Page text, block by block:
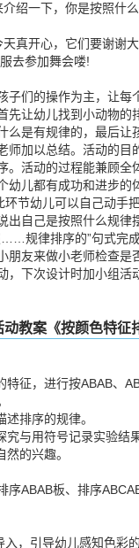
一下，你是按照什么
开心，它们要谢谢大
去参加舞会喽!
们的操作为主，让每
先让幼儿找到小动物的
么是有规律的，最后让
师加以总结。活动的目
。活动的过程能兼顾全
幼儿都有成功和进步的
环节幼儿可以自己动手
出自己是按照什么规律
……规律排序的”句式完
朋友来做小老师检查是
，下次设计时加小组活
教案《按颜色特征
征，进行按ABAB、
排序的规律。
与用符号记录实验结果
的兴趣。
ABAB板、排序
，引导幼儿感知色彩